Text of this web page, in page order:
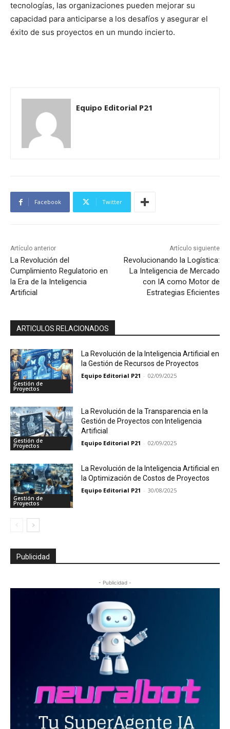
tecnologías, las organizaciones pueden mejorar su
capacidad para anticiparse a los desafíos y asegurar el
éxito de sus proyectos en un mundo incierto.
Equipo Editorial P21
Facebook Twitter
Artículo anterior
La Revolución del
Cumplimiento Regulatorio en
la Era de la Inteligencia
Artificial
Artículo siguiente
Revolucionando la Logística:
La Inteligencia de Mercado
con IA como Motor de
Estrategias Eficientes
ARTICULOS RELACIONADOS
Gestión de
Proyectos
La Revolución de la Inteligencia Artificial en
la Gestión de Recursos de Proyectos
Equipo Editorial P21 - 02/09/2025
Gestión de
Proyectos
La Revolución de la Transparencia en la
Gestión de Proyectos con Inteligencia
Artificial
Equipo Editorial P21 - 02/09/2025
Gestión de
Proyectos
La Revolución de la Inteligencia Artificial en
la Optimización de Costos de Proyectos
Equipo Editorial P21 - 30/08/2025
Publicidad
- Publicidad -